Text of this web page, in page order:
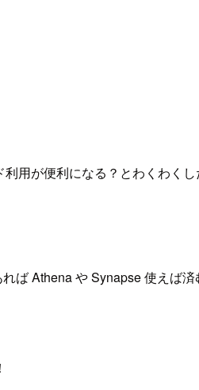
用が便利になる？とわくわくし
ば Athena や Synapse 使えば